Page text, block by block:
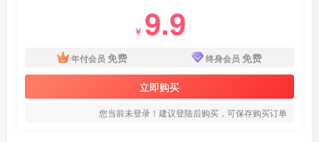
￥ 9.9
年付会员 免费 终身会员 免费
立即购买
您当前未登录！建议登陆后购买，可保存购买订单